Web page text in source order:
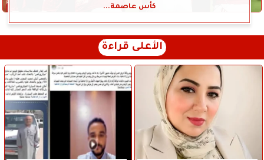
كأس عاصمة...
الأعلى قراءة